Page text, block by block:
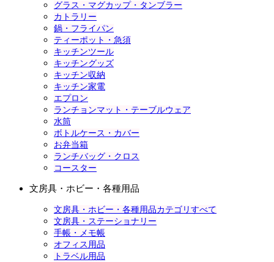
グラス・マグカップ・タンブラー
カトラリー
鍋・フライパン
ティーポット・急須
キッチンツール
キッチングッズ
キッチン収納
キッチン家電
エプロン
ランチョンマット・テーブルウェア
水筒
ボトルケース・カバー
お弁当箱
ランチバッグ・クロス
コースター
文房具・ホビー・各種用品
文房具・ホビー・各種用品カテゴリすべて
文房具・ステーショナリー
手帳・メモ帳
オフィス用品
トラベル用品